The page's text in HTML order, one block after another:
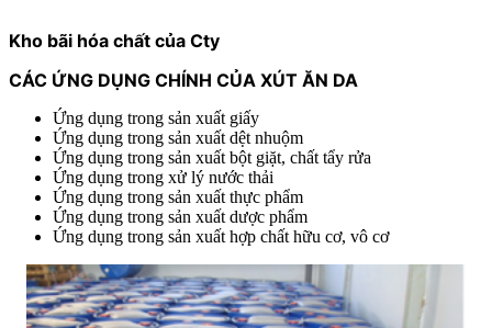
Kho bãi hóa chất của Cty
CÁC ỨNG DỤNG CHÍNH CỦA XÚT ĂN DA
Ứng dụng trong sản xuất giấy
Ứng dụng trong sản xuất dệt nhuộm
Ứng dụng trong sản xuất bột giặt, chất tẩy rửa
Ứng dụng trong xử lý nước thải
Ứng dụng trong sản xuất thực phẩm
Ứng dụng trong sản xuất dược phẩm
Ứng dụng trong sản xuất hợp chất hữu cơ, vô cơ